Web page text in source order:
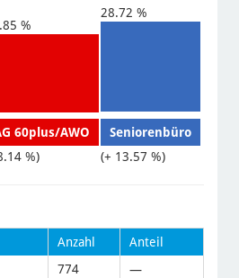
%
28.72 %
60plus/AWO
Seniorenbüro
%) (+ 13.57 %)
Anzahl
Anteil
774
—